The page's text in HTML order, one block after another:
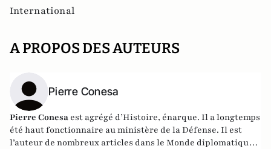
International
A PROPOS DES AUTEURS
Pierre Conesa
Pierre Conesa est agrégé d’Histoire, énarque. Il a longtemps
été haut fonctionnaire au ministère de la Défense. Il est
l’auteur de nombreux articles dans le Monde diplomatique